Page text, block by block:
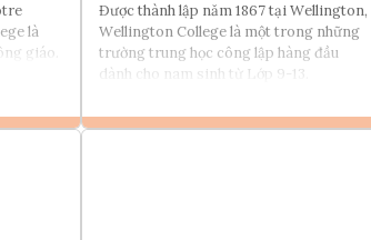
là
giáo.
Được thành lập năm 1867 tại Wellington,
Wellington College là một trong những
trường trung học công lập hàng đầu
dành cho nam sinh từ Lớp 9-13.